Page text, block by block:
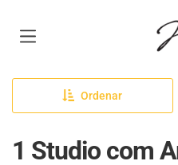
Ordenar
1 Studio com